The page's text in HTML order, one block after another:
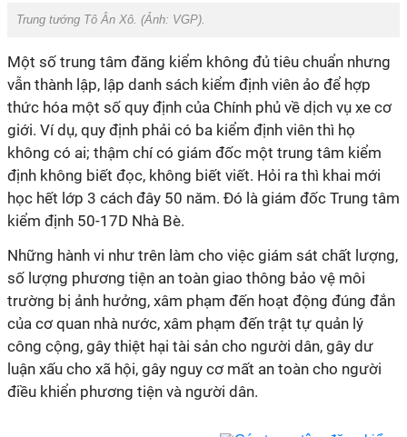
Trung tướng Tô Ân Xô. (Ảnh: VGP).
Một số trung tâm đăng kiểm không đủ tiêu chuẩn nhưng
vẫn thành lập, lập danh sách kiểm định viên ảo để hợp
thức hóa một số quy định của Chính phủ về dịch vụ xe cơ
giới. Ví dụ, quy định phải có ba kiểm định viên thì họ
không có ai; thậm chí có giám đốc một trung tâm kiểm
định không biết đọc, không biết viết. Hỏi ra thì khai mới
học hết lớp 3 cách đây 50 năm. Đó là giám đốc Trung tâm
kiểm định 50-17D Nhà Bè.
Những hành vi như trên làm cho việc giám sát chất lượng,
số lượng phương tiện an toàn giao thông bảo vệ môi
trường bị ảnh hưởng, xâm phạm đến hoạt động đúng đắn
của cơ quan nhà nước, xâm phạm đến trật tự quản lý
công cộng, gây thiệt hại tài sản cho người dân, gây dư
luận xấu cho xã hội, gây nguy cơ mất an toàn cho người
điều khiển phương tiện và người dân.